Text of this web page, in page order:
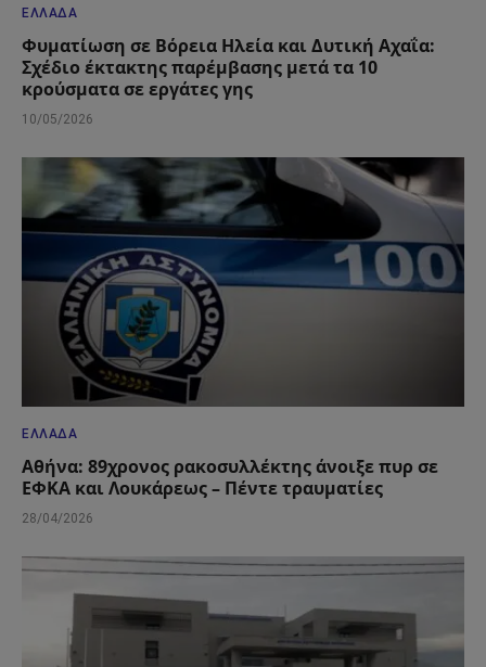
ΕΛΛΆΔΑ
Φυματίωση σε Βόρεια Ηλεία και Δυτική Αχαΐα:
Σχέδιο έκτακτης παρέμβασης μετά τα 10
κρούσματα σε εργάτες γης
10/05/2026
ΕΛΛΆΔΑ
Αθήνα: 89χρονος ρακοσυλλέκτης άνοιξε πυρ σε
ΕΦΚΑ και Λουκάρεως – Πέντε τραυματίες
28/04/2026